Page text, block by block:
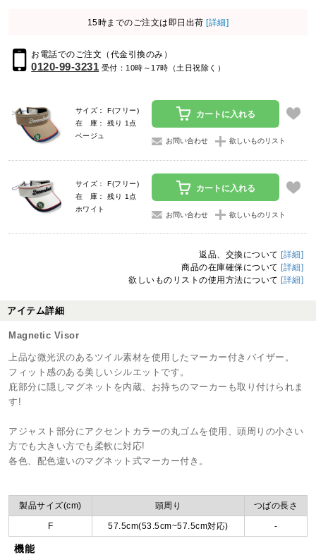
15時までのご注文は即日出荷 [詳細]
お電話でのご注文（代金引換のみ）
0120-99-3231 受付：10時～17時（土日祝除く）
サイズ： F(フリー)
在 庫： 残り 1点
ベージュ
カートに入れる
お問い合わせ 欲しいものリスト
サイズ： F(フリー)
在 庫： 残り 1点
ホワイト
カートに入れる
お問い合わせ 欲しいものリスト
返品、交換について [詳細]
商品の在庫確保について [詳細]
欲しいものリストの使用方法について [詳細]
アイテム詳細
Magnetic Visor
上品な微光沢のあるツイル素材を使用したマーカー付きバイザー。
フィット感のある美しいシルエットです。
庇部分に隠しマグネットを内蔵、お持ちのマーカーも取り付けられま
す!
アジャスト部分にアクセントカラーの丸ゴムを使用、頭周りの小さい
方でも大きい方でも柔軟に対応!
各色、配色違いのマグネット式マーカー付き。
製品サイズ(cm) 頭周り つばの長さ
F 57.5cm(53.5cm~57.5cm対応) -
機能